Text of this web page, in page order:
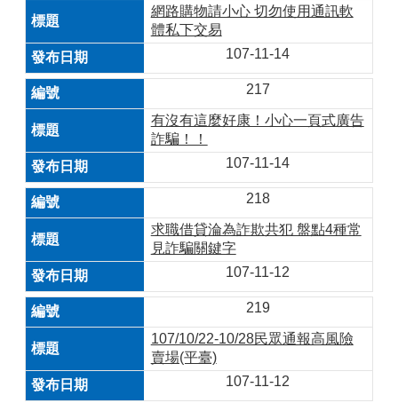
網路購物請小心 切勿使用通訊軟
體私下交易
107-11-14
217
有沒有這麼好康！小心一頁式廣告
詐騙！！
107-11-14
218
求職借貸淪為詐欺共犯 盤點4種常
見詐騙關鍵字
107-11-12
219
107/10/22-10/28民眾通報高風險
賣場(平臺)
107-11-12